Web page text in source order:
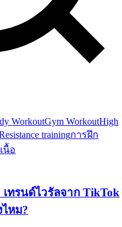
WorkoutGym WorkoutHigh
trainingการฝึก
นื้อ
เทรนด์ไวรัลจาก TikTok
หม?